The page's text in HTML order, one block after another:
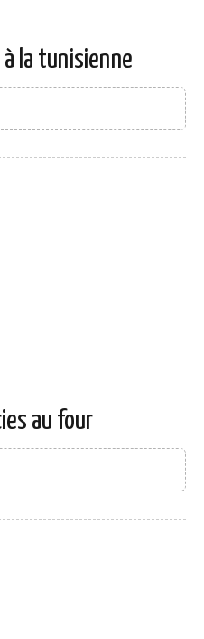
la tunisienne
au four